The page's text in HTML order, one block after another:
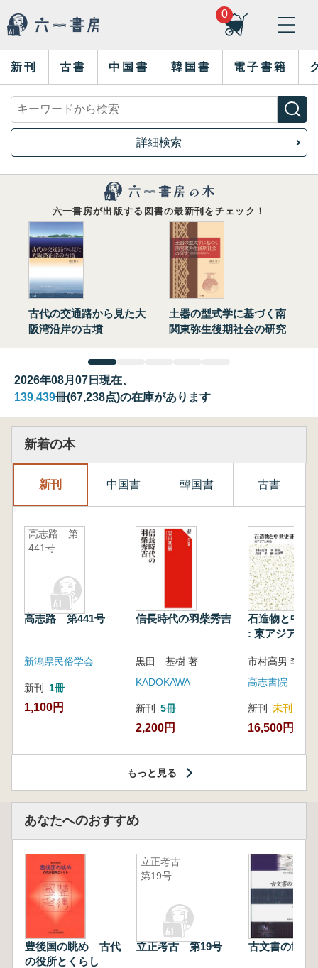
0
新刊 古書 中国書 韓国書 電子書籍
詳細検索
六一書房が出版する図書の最新刊をチェック！
古代の交通路から見た大
阪湾沿岸の古墳
土器の型式学に基づく南
関東弥生後期社会の研究
2026年08月07日現在、
139,439冊(67,238点)の在庫があります
新着の本
新刊 中国書 韓国書 古書
高志路 第
441号
高志路 第441号
新潟県民俗学会
新刊 1冊
1,100円
信長時代の羽柴秀吉
黒田 基樹 著
KADOKAWA
新刊 5冊
2,200円
石造物と中世
: 東アジアと
高志書院
新刊 未刊
16,500円
もっと見る
あなたへのおすすめ
豊後国の眺め 古代
の役所とくらし
立正考古
第19号
立正考古 第19号 古文書の世界